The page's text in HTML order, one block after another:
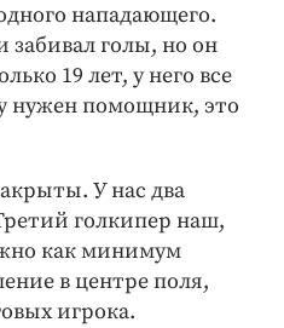
нападающего.
забивал голы, но он
19 лет, у него все
нужен помощник, это
У нас два
голкипер наш,
как минимум
в центре поля,
игрока.